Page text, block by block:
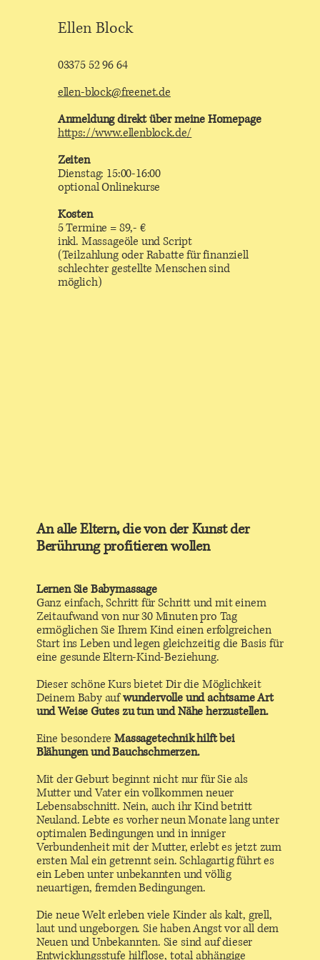
Ellen Block
03375 52 96 64
ellen-block@freenet.de
Anmeldung direkt über meine Homepage
https://www.ellenblock.de/
Zeiten
Dienstag: 15:00-16:00
optional Onlinekurse
Kosten
5 Termine = 89,- €
inkl. Massageöle und Script
(Teilzahlung oder Rabatte für finanziell
schlechter gestellte Menschen sind
möglich)
An alle Eltern, die von der Kunst der
Berührung profitieren wollen
Lernen Sie Babymassage
Ganz einfach, Schritt für Schritt und mit einem
Zeitaufwand von nur 30 Minuten pro Tag
ermöglichen Sie Ihrem Kind einen erfolgreichen
Start ins Leben und legen gleichzeitig die Basis für
eine gesunde Eltern-Kind-Beziehung.
Dieser schöne Kurs bietet Dir die Möglichkeit
Deinem Baby aufwundervolle und achtsame Art
und Weise Gutes zu tun und Nähe herzustellen.
Eine besondereMassagetechnik hilft bei
Blähungen und Bauchschmerzen.
Mit der Geburt beginnt nicht nur für Sie als
Mutter und Vater ein vollkommen neuer
Lebensabschnitt. Nein, auch ihr Kind betritt
Neuland. Lebte es vorher neun Monate lang unter
optimalen Bedingungen und in inniger
Verbundenheit mit der Mutter, erlebt es jetzt zum
ersten Mal ein getrennt sein. Schlagartig führt es
ein Leben unter unbekannten und völlig
neuartigen, fremden Bedingungen.
Die neue Welt erleben viele Kinder als kalt, grell,
laut und ungeborgen. Sie haben Angst vor all dem
Neuen und Unbekannten. Sie sind auf dieser
Entwicklungsstufe hilflose, total abhängige